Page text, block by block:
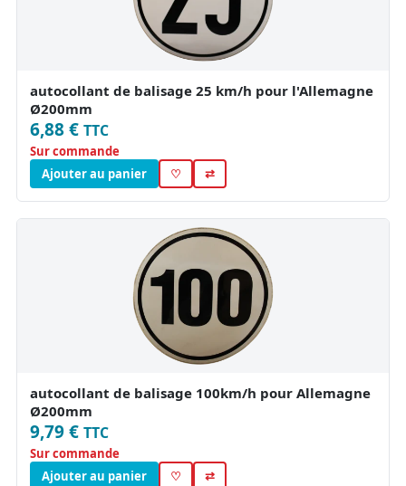
autocollant de balisage 25 km/h pour l'Allemagne
Ø200mm
6,88 € TTC
Sur commande
Ajouter au panier
♡ ⇄
autocollant de balisage 100km/h pour Allemagne
Ø200mm
9,79 € TTC
Sur commande
Ajouter au panier
♡ ⇄